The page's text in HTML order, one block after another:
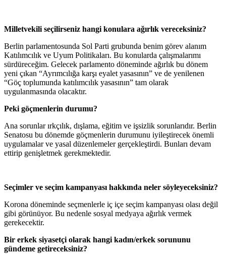
Milletvekili seçilirseniz hangi konulara ağırlık vereceksiniz?
Berlin parlamentosunda Sol Parti grubunda benim görev alanım
Katılımcılık ve Uyum Politikaları. Bu konularda çalışmalarımı
sürdüreceğim. Gelecek parlamento döneminde ağırlık bu dönem
yeni çıkan “Ayrımcılığa karşı eyalet yasasının” ve de yenilenen
“Göç toplumunda katılımcılık yasasının” tam olarak
uygulanmasında olacaktır.
Peki göçmenlerin durumu?
Ana sorunlar ırkçılık, dışlama, eğitim ve işsizlik sorunlarıdır. Berlin
Senatosu bu dönemde göçmenlerin durumunu iyileştirecek önemli
uygulamalar ve yasal düzenlemeler gerçekleştirdi. Bunları devam
ettirip genişletmek gerekmektedir.
Seçimler ve seçim kampanyası hakkında neler söyleyeceksiniz?
Korona döneminde seçmenlerle iç içe seçim kampanyası olası değil
gibi görünüyor. Bu nedenle sosyal medyaya ağırlık vermek
gerekecektir.
Bir erkek siyasetçi olarak hangi kadın/erkek sorununu
gündeme getireceksiniz?